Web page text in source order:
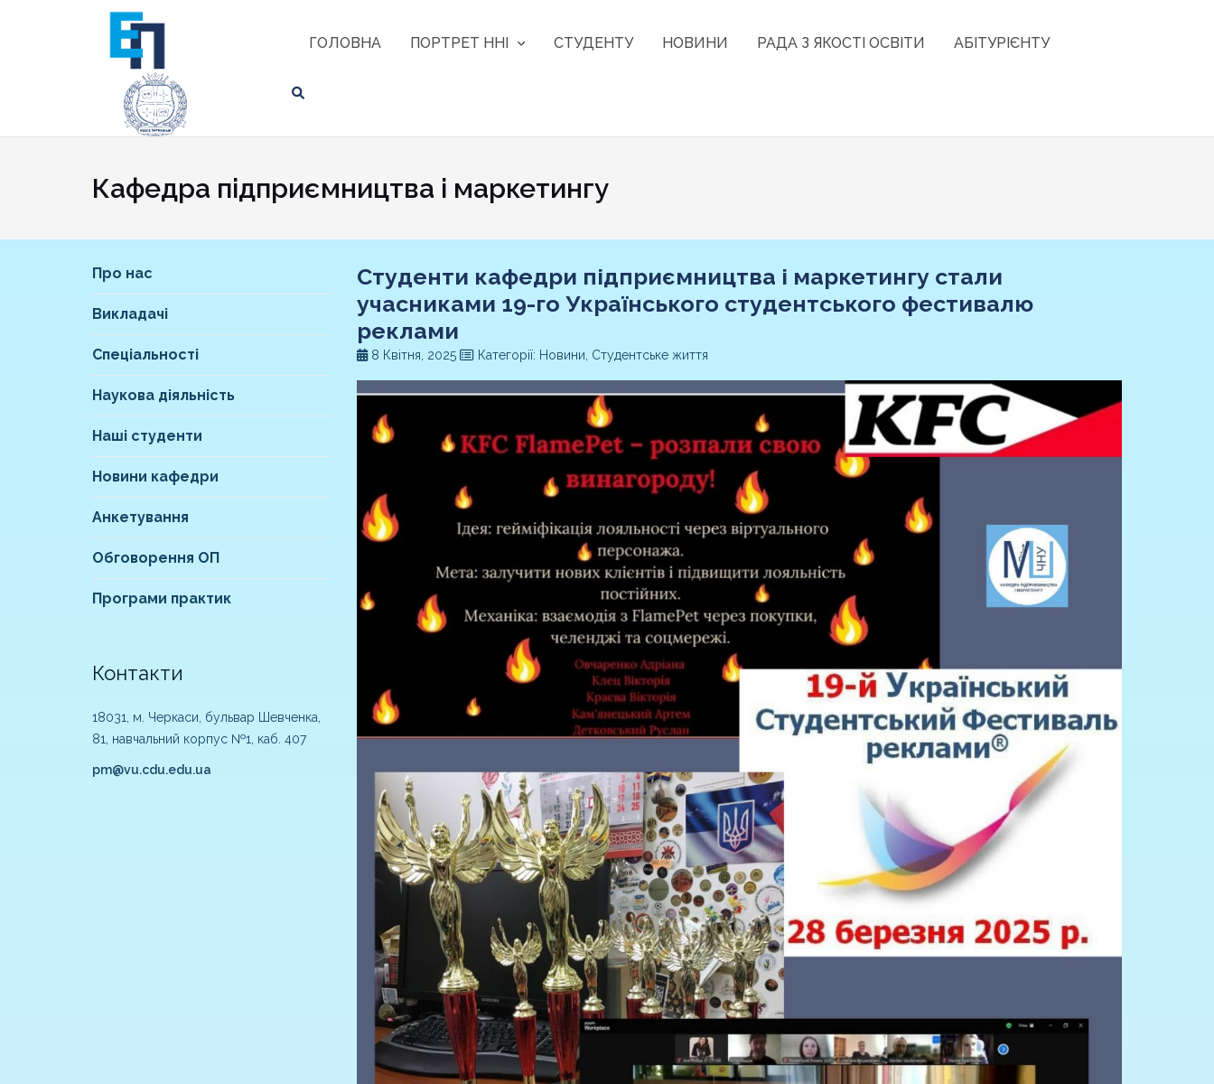
ГОЛОВНА ПОРТРЕТ ННІ СТУДЕНТУ НОВИНИ РАДА З ЯКОСТІ ОСВІТИ АБІТУРІЄНТУ
Кафедра підприємництва і маркетингу
Про нас
Викладачі
Спеціальності
Наукова діяльність
Наші студенти
Новини кафедри
Анкетування
Обговорення ОП
Програми практик
Контакти
18031, м. Черкаси, бульвар Шевченка,
81, навчальний корпус №1, каб. 407
pm@vu.cdu.edu.ua
Студенти кафедри підприємництва і маркетингу стали
учасниками 19-го Українського студентського фестивалю
реклами
8 Квітня, 2025 Категорії: Новини, Студентське життя